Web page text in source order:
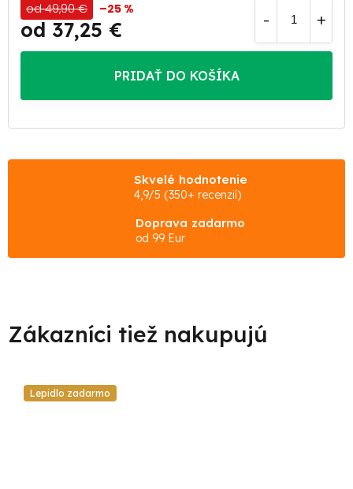
od 49,90 € –25 %
od 37,25 €
Jednotková
PRIDAŤ DO KOŠÍKA
Skvelé hodnotenie
4,9/5 (350+ recenzií)
Doprava zadarmo
od 99 Eur
Lepidlo zadarmo